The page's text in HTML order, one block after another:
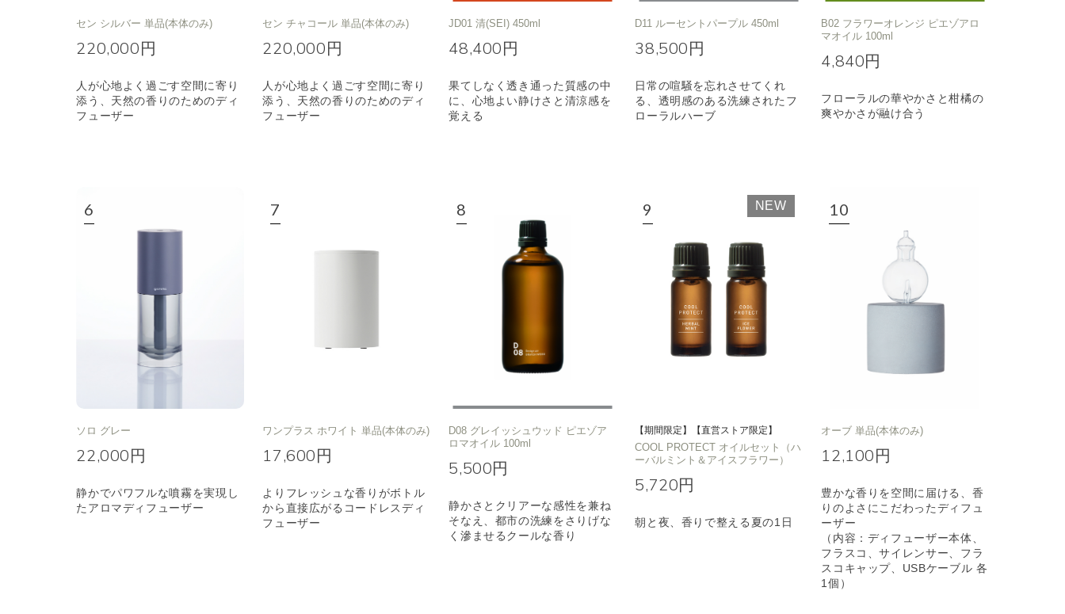
セン シルバー 単品(本体のみ)
220,000円
人が心地よく過ごす空間に寄り
添う、天然の香りのためのディ
フューザー
セン チャコール 単品(本体のみ)
220,000円
人が心地よく過ごす空間に寄り
添う、天然の香りのためのディ
フューザー
JD01 清(SEI) 450ml
48,400円
果てしなく透き通った質感の中
に、心地よい静けさと清涼感を
覚える
D11 ルーセントパープル 450ml
38,500円
日常の喧騒を忘れさせてくれ
る、透明感のある洗練されたフ
ローラルハーブ
B02 フラワーオレンジ ピエゾアロ
マオイル 100ml
4,840円
フローラルの華やかさと柑橘の
爽やかさが融け合う
ソロ グレー
22,000円
静かでパワフルな噴霧を実現し
たアロマディフューザー
ワンプラス ホワイト 単品(本体のみ)
17,600円
よりフレッシュな香りがボトル
から直接広がるコードレスディ
フューザー
D08 グレイッシュウッド ピエゾア
ロマオイル 100ml
5,500円
静かさとクリアーな感性を兼ね
そなえ、都市の洗練をさりげな
く滲ませるクールな香り
NEW
【期間限定】【直営ストア限定】
COOL PROTECT オイルセット（ハ
ーバルミント＆アイスフラワー）
5,720円
朝と夜、香りで整える夏の1日
オーブ 単品(本体のみ)
12,100円
豊かな香りを空間に届ける、香
りのよさにこだわったディフュ
ーザー
（内容：ディフューザー本体、
フラスコ、サイレンサー、フラ
スコキャップ、USBケーブル 各
1個）